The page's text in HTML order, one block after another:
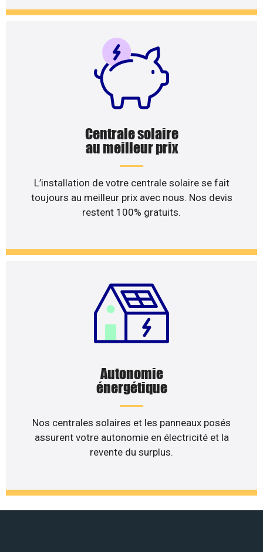
Centrale solaire
au meilleur prix
L’installation de votre centrale solaire se fait
toujours au meilleur prix avec nous. Nos devis
restent 100% gratuits.
Autonomie
énergétique
Nos centrales solaires et les panneaux posés
assurent votre autonomie en électricité et la
revente du surplus.